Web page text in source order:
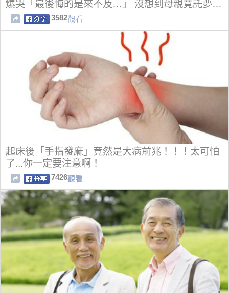
爆哭「最後悔的是來不及…」 沒想到母親竟託夢…
3582觀看
起床後「手指發麻」竟然是大病前兆！！！太可怕
了...你一定要注意啊！
7426觀看